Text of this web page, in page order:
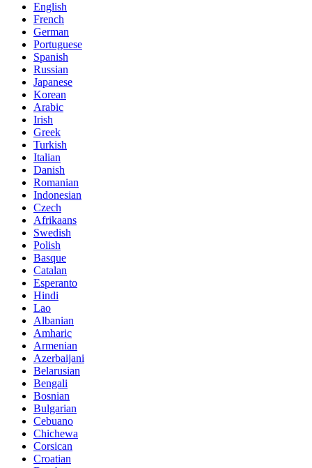
English
French
German
Portuguese
Spanish
Russian
Japanese
Korean
Arabic
Irish
Greek
Turkish
Italian
Danish
Romanian
Indonesian
Czech
Afrikaans
Swedish
Polish
Basque
Catalan
Esperanto
Hindi
Lao
Albanian
Amharic
Armenian
Azerbaijani
Belarusian
Bengali
Bosnian
Bulgarian
Cebuano
Chichewa
Corsican
Croatian